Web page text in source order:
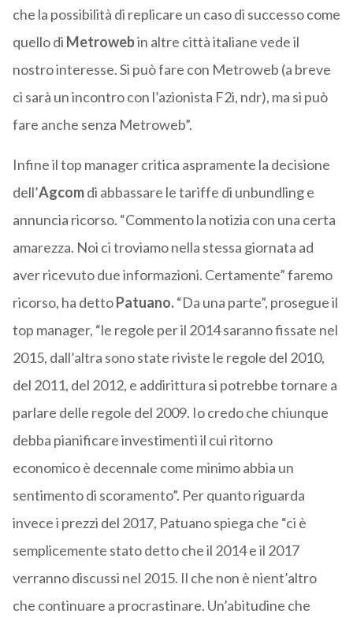
che la possibilità di replicare un caso di successo come
quello di Metrowebin altre città italiane vede il
nostro interesse. Si può fare con Metroweb (a breve
ci sarà un incontro con l’azionista F2i, ndr), ma si può
fare anche senza Metroweb”.
Infine il top manager critica aspramente la decisione
dell’Agcomdi abbassare le tariffe di unbundling e
annuncia ricorso. “Commento la notizia con una certa
amarezza. Noi ci troviamo nella stessa giornata ad
aver ricevuto due informazioni. Certamente” faremo
ricorso, ha dettoPatuano.“Da una parte”, prosegue il
top manager, “le regole per il 2014 saranno fissate nel
2015, dall’altra sono state riviste le regole del 2010,
del 2011, del 2012, e addirittura si potrebbe tornare a
parlare delle regole del 2009. Io credo che chiunque
debba pianificare investimenti il cui ritorno
economico è decennale come minimo abbia un
sentimento di scoramento”. Per quanto riguarda
invece i prezzi del 2017, Patuano spiega che “ci è
semplicemente stato detto che il 2014 e il 2017
verranno discussi nel 2015. Il che non è nient’altro
che continuare a procrastinare. Un’abitudine che